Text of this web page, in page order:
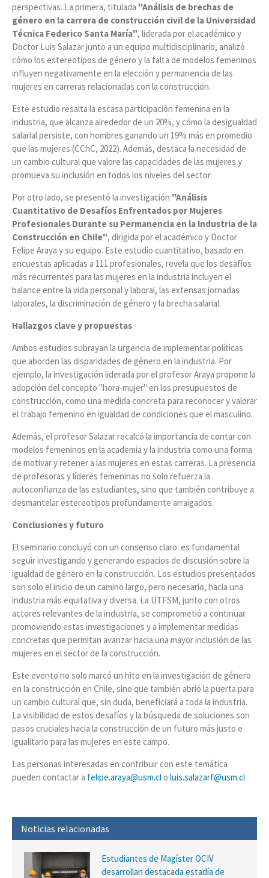
perspectivas. La primera, titulada "Análisis de brechas de
género en la carrera de construcción civil de la Universidad
Técnica Federico Santa María", liderada por el académico y
Doctor Luis Salazar junto a un equipo multidisciplinario, analizó
cómo los estereotipos de género y la falta de modelos femeninos
influyen negativamente en la elección y permanencia de las
mujeres en carreras relacionadas con la construcción​.
Este estudio resalta la escasa participación femenina en la
industria, que alcanza alrededor de un 20%, y cómo la desigualdad
salarial persiste, con hombres ganando un 19% más en promedio
que las mujeres (CChC, 2022). Además, destaca la necesidad de
un cambio cultural que valore las capacidades de las mujeres y
promueva su inclusión en todos los niveles del sector​.
Por otro lado, se presentó la investigación "Análisis
Cuantitativo de Desafíos Enfrentados por Mujeres
Profesionales Durante su Permanencia en la Industria de la
Construcción en Chile", dirigida por el académico y Doctor
Felipe Araya y su equipo. Este estudio cuantitativo, basado en
encuestas aplicadas a 111 profesionales, revela que los desafíos
más recurrentes para las mujeres en la industria incluyen el
balance entre la vida personal y laboral, las extensas jornadas
laborales, la discriminación de género y la brecha salarial​.
Hallazgos clave y propuestas
Ambos estudios subrayan la urgencia de implementar políticas
que aborden las disparidades de género en la industria. Por
ejemplo, la investigación liderada por el profesor Araya propone la
adopción del concepto "hora-mujer" en los presupuestos de
construcción, como una medida concreta para reconocer y valorar
el trabajo femenino en igualdad de condiciones que el masculino​.
Además, el profesor Salazar recalcó la importancia de contar con
modelos femeninos en la academia y la industria como una forma
de motivar y retener a las mujeres en estas carreras. La presencia
de profesoras y líderes femeninas no solo refuerza la
autoconfianza de las estudiantes, sino que también contribuye a
desmantelar estereotipos profundamente arraigados​.
Conclusiones y futuro
El seminario concluyó con un consenso claro: es fundamental
seguir investigando y generando espacios de discusión sobre la
igualdad de género en la construcción. Los estudios presentados
son solo el inicio de un camino largo, pero necesario, hacia una
industria más equitativa y diversa. La UTFSM, junto con otros
actores relevantes de la industria, se comprometió a continuar
promoviendo estas investigaciones y a implementar medidas
concretas que permitan avanzar hacia una mayor inclusión de las
mujeres en el sector de la construcción.
Este evento no solo marcó un hito en la investigación de género
en la construcción en Chile, sino que también abrió la puerta para
un cambio cultural que, sin duda, beneficiará a toda la industria.
La visibilidad de estos desafíos y la búsqueda de soluciones son
pasos cruciales hacia la construcción de un futuro más justo e
igualitario para las mujeres en este campo.
Las personas interesadas en contribuir con este temática
pueden contactar a felipe.araya@usm.clo luis.salazarf@usm.cl
Noticias relacionadas
Estudiantes de Magíster OCIV
desarrollan destacada estadía de